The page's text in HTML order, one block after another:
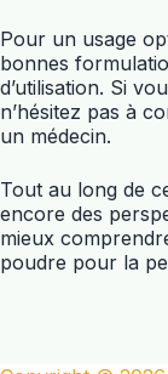
Pour un usage
bonnes
d’utilisation. Si
n’hésitez pas à
un médecin.
Tout au long de
encore des
mieux
poudre pour la